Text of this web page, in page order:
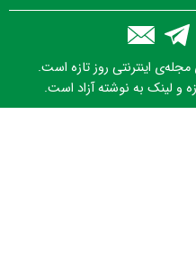
اینترنتی روز تازه است.
و لینک به نوشته آزاد است.